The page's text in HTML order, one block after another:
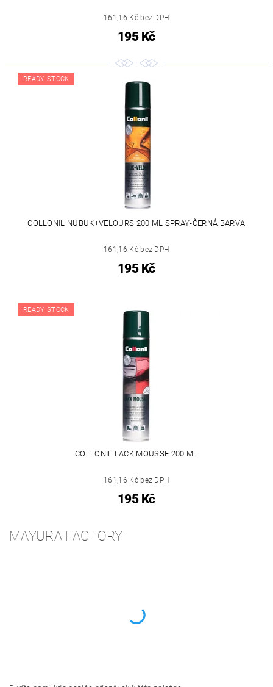
161,16 Kč bez DPH
195 Kč
READY STOCK
COLLONIL NUBUK+VELOURS 200 ML SPRAY-ČERNÁ BARVA
161,16 Kč bez DPH
195 Kč
READY STOCK
COLLONIL LACK MOUSSE 200 ML
161,16 Kč bez DPH
195 Kč
MAYURA FACTORY